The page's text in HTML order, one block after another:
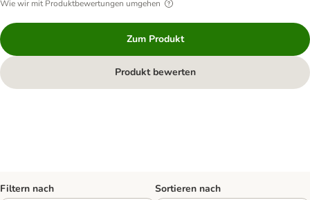
Wie wir mit Produktbewertungen umgehen
Zum Produkt
Produkt bewerten
Filtern nach Sortieren nach